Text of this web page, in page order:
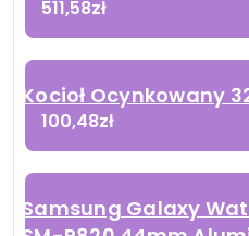
511,58zł
Kocioł Ocynkowany
100,48zł
Samsung Galaxy